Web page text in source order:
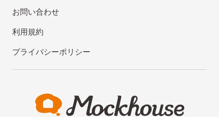
お問い合わせ
利用規約
プライバシーポリシー